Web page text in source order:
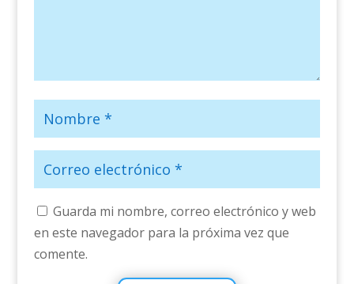
Guarda mi nombre, correo electrónico y web
en este navegador para la próxima vez que
comente.